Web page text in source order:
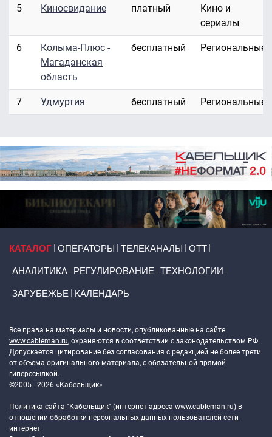
5 Киносвидание платный
Кино и
сериалы
6
Колыма-Плюс -
Магаданская
область
бесплатный Региональные
7 Удмуртия бесплатный Региональные
КАТАЛОГ ОПЕРАТОРЫ ТЕЛЕКАНАЛЫ ОТТ
АНАЛИТИКА РЕГУЛИРОВАНИЕ ТЕХНОЛОГИИ
ЗАРУБЕЖЬЕ КАЛЕНДАРЬ
Все права на материалы и новости, опубликованные на сайте
www.cableman.ru, охраняются в соответствии с законодательством РФ.
Допускается цитирование без согласования с редакцией не более трети
от объема оригинального материала, с обязательной прямой
гиперссылкой.
©2005 - 2026 «Кабельщик»
Политика сайта "Кабельщик" (интернет-адреса www.cableman.ru) в
отношении обработки персональных данных пользователей сети
интернет